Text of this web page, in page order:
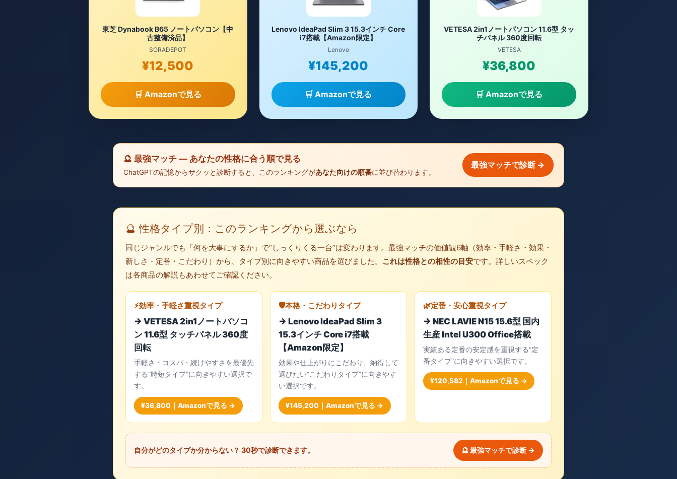
東芝 Dynabook B65 ノートパソコン【中
古整備済品】
SORADEPOT
¥12,500
🛒 Amazonで見る
Lenovo IdeaPad Slim 3 15.3インチ Core
i7搭載【Amazon限定】
Lenovo
¥145,200
🛒 Amazonで見る
VETESA 2in1ノートパソコン 11.6型 タッ
チパネル 360度回転
VETESA
¥36,800
🛒 Amazonで見る
🔮 最強マッチ — あなたの性格に合う順で見る
ChatGPTの記憶からサクッと診断すると、このランキングがあなた向けの順番に並び替わります。
最強マッチで診断 →
🔮 性格タイプ別：このランキングから選ぶなら
同じジャンルでも「何を大事にするか」で“しっくりくる一台”は変わります。最強マッチの価値観6軸（効率・手軽さ・効果・
新しさ・定番・こだわり）から、タイプ別に向きやすい商品を選びました。 これは性格との相性の目安です。詳しいスペック
は各商品の解説もあわせてご確認ください。
⚡効率・手軽さ重視タイプ
→ VETESA 2in1ノートパソコ
ン 11.6型 タッチパネル 360度
回転
手軽さ・コスパ・続けやすさを最優先
する“時短タイプ”に向きやすい選択で
す。
¥36,800｜Amazonで見る →
🛡️本格・こだわりタイプ
→ Lenovo IdeaPad Slim 3
15.3インチ Core i7搭載
【Amazon限定】
効果や仕上がりにこだわり、納得して
選びたい“こだわりタイプ”に向きやす
い選択です。
¥145,200｜Amazonで見る →
🌿定番・安心重視タイプ
→ NEC LAVIE N15 15.6型 国内
生産 Intel U300 Office搭載
実績ある定番の安定感を重視する“定
番タイプ”に向きやすい選択です。
¥120,582｜Amazonで見る →
自分がどのタイプか分からない？ 30秒で診断できます。 🔮 最強マッチで診断 →